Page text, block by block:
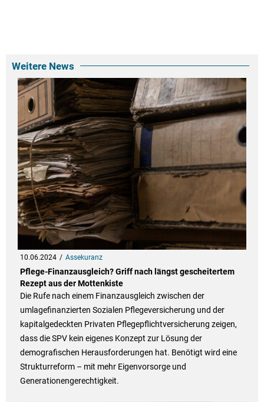
Weitere News
10.06.2024 Assekuranz
Pflege-Finanzausgleich? Griff nach längst gescheitertem
Rezept aus der Mottenkiste
Die Rufe nach einem Finanzausgleich zwischen der
umlagefinanzierten Sozialen Pflegeversicherung und der
kapitalgedeckten Privaten Pflegepflichtversicherung zeigen,
dass die SPV kein eigenes Konzept zur Lösung der
demografischen Herausforderungen hat. Benötigt wird eine
Strukturreform – mit mehr Eigenvorsorge und
Generationengerechtigkeit.